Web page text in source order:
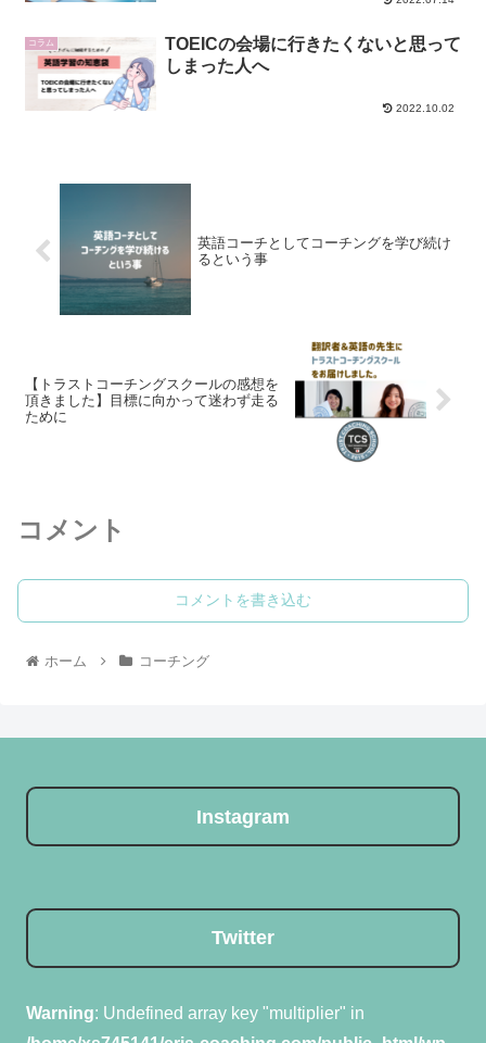
コラム
TOEICの会場に行きたくないと思って
しまった人へ
2022.10.02
英語コーチとしてコーチングを学び続け
るという事
【トラストコーチングスクールの感想を
頂きました】目標に向かって迷わず走る
ために
コメント
コメントを書き込む
ホーム コーチング
Instagram
Twitter
Warning: Undefined array key "multiplier" in